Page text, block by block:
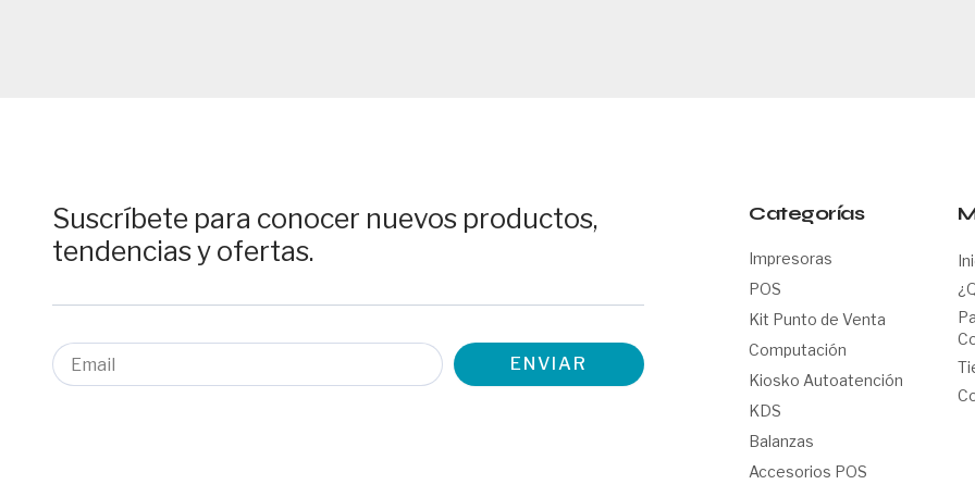
Suscríbete para conocer nuevos productos,
tendencias y ofertas.
Email ENVIAR
Categorías
Impresoras
POS
Kit Punto de Venta
Computación
Kiosko Autoatención
KDS
Balanzas
Accesorios POS